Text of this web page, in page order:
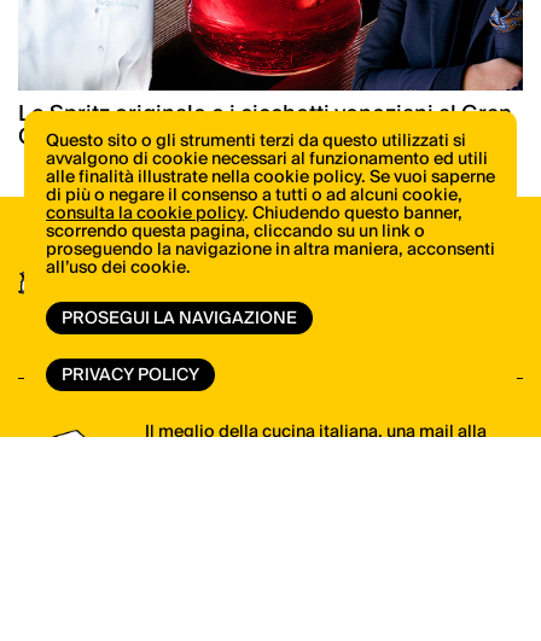
Lo Spritz originale e i cicchetti veneziani al Gran
Caffè Quadri dal 1778
Scopri tutte le novità di libri e riviste di
ItaliaSquisita
VAI ALLO SHOP
Il meglio della cucina italiana, una mail alla
Questo sito o gli strumenti terzi da questo utilizzati si
avvalgono di cookie necessari al funzionamento ed utili
alle finalità illustrate nella cookie policy. Se vuoi saperne
di più o negare il consenso a tutti o ad alcuni cookie,
consulta la cookie policy. Chiudendo questo banner,
scorrendo questa pagina, cliccando su un link o
proseguendo la navigazione in altra maniera, acconsenti
all’uso dei cookie.
PROSEGUI LA NAVIGAZIONE
PRIVACY POLICY